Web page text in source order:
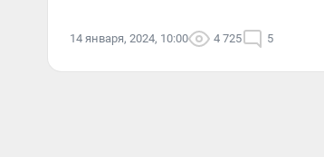
14 января, 2024, 10:00 4 725 5